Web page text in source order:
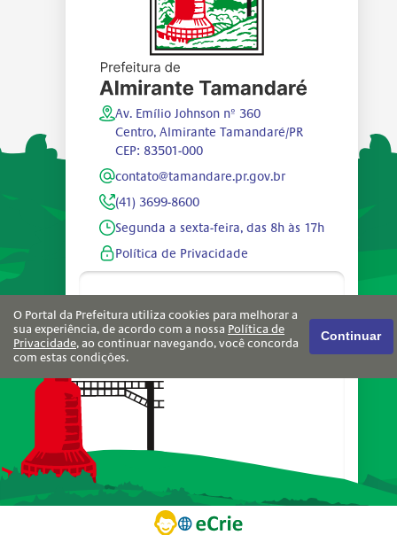
Av. Emílio Johnson nº 360
Centro, Almirante Tamandaré/PR
CEP: 83501-000
contato@tamandare.pr.gov.br
(41) 3699-8600
Segunda a sexta-feira, das 8h às 17h
Política de Privacidade
O Portal da Prefeitura utiliza cookies para melhorar a
sua experiência, de acordo com a nossa Política de
Privacidade, ao continuar navegando, você concorda
com estas condições.
Continuar